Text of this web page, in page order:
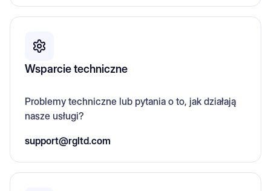
Wsparcie techniczne
Problemy techniczne lub pytania o to, jak działają
nasze usługi?
support@rgltd.com